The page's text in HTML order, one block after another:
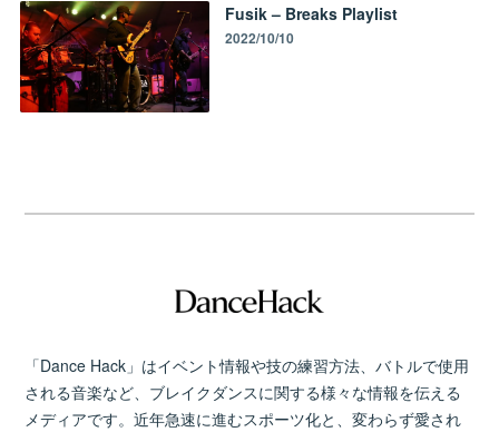
Fusik – Breaks Playlist
2022/10/10
「Dance Hack」はイベント情報や技の練習方法、バトルで使用
される音楽など、ブレイクダンスに関する様々な情報を伝える
メディアです。近年急速に進むスポーツ化と、変わらず愛され